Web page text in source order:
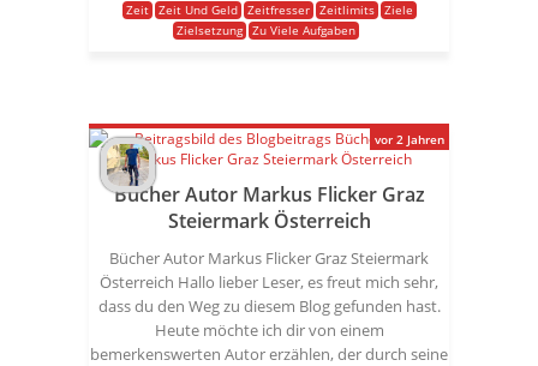
Zeit
Zeit Und Geld Zeitfresser Zeitlimits
Ziele
Zielsetzung Zu Viele Aufgaben
Bücher Autor Markus Flicker Graz
Steiermark Österreich
Bücher Autor Markus Flicker Graz Steiermark
Österreich Hallo lieber Leser, es freut mich sehr,
dass du den Weg zu diesem Blog gefunden hast.
Heute möchte ich dir von einem
bemerkenswerten Autor erzählen, der durch seine
vor 2 Jahren